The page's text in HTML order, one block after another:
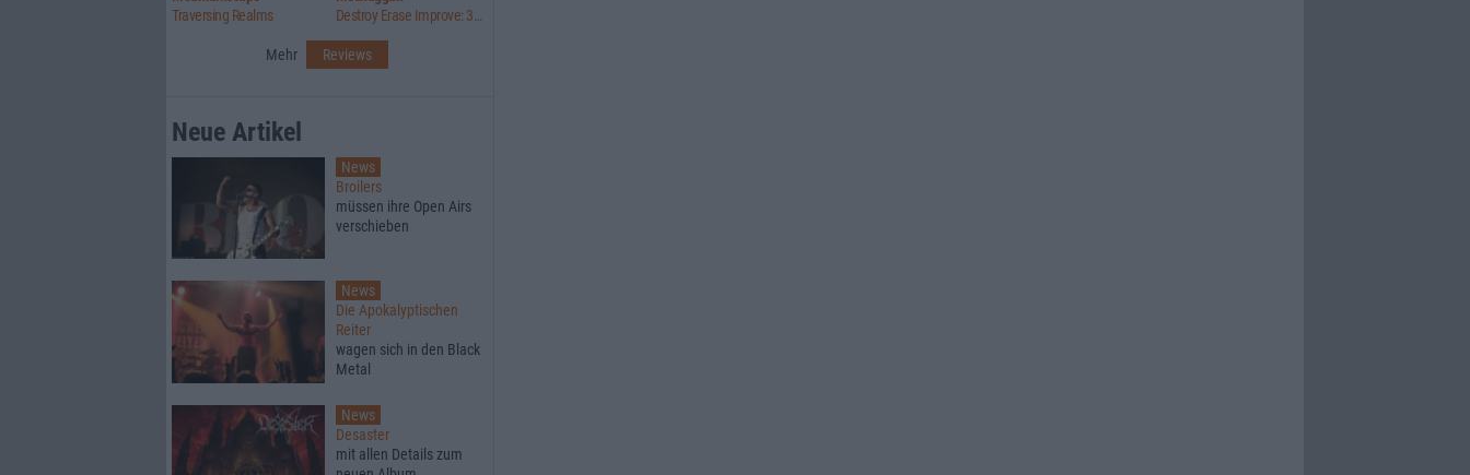
Traversing Realms
Destroy Erase Improve: 30th Anniversary Edition
Mehr Reviews
Neue Artikel
News
Broilers
müssen ihre Open Airs
verschieben
News
Die Apokalyptischen
Reiter
wagen sich in den Black
Metal
News
Desaster
mit allen Details zum